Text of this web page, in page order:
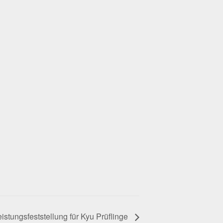
für Kyu Prüflinge